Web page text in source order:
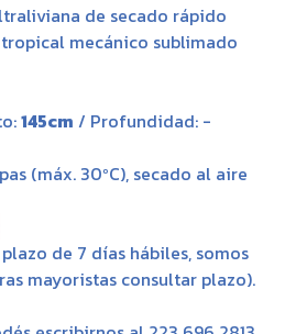
de secado rápido
mecánico sublimado
145cm / Profundidad: -
(máx. 30ºC), secado al aire
de 7 días hábiles, somos
mayoristas consultar plazo).